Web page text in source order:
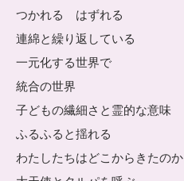
つかれる はずれる
連綿と繰り返している
一元化する世界で
統合の世界
子どもの繊細さと霊的な意味
ふるふると揺れる
わたしたちはどこからきたのか